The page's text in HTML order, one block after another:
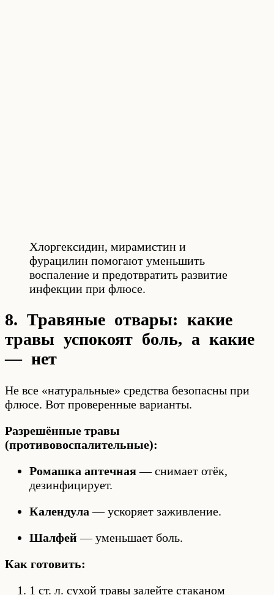
Хлоргексидин, мирамистин и
фурацилин помогают уменьшить
воспаление и предотвратить развитие
инфекции при флюсе.
8. Травяные отвары: какие
травы успокоят боль, а какие
— нет
Не все «натуральные» средства безопасны при
флюсе. Вот проверенные варианты.
Разрешённые травы
(противовоспалительные):
Ромашка аптечная— снимает отёк,
дезинфицирует.
Календула — ускоряет заживление.
Шалфей — уменьшает боль.
Как готовить:
1 ст. л. сухой травы залейте стаканом